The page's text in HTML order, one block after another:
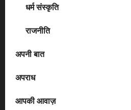
धर्म संस्कृति
राजनीति
अपनी बात
अपराध
आपकी आवाज़